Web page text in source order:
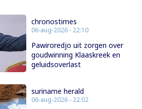
chronostimes
06-aug-2026 - 22:10
Pawiroredjo uit zorgen over
goudwinning Klaaskreek en
geluidsoverlast
suriname herald
06-aug-2026 - 22:02